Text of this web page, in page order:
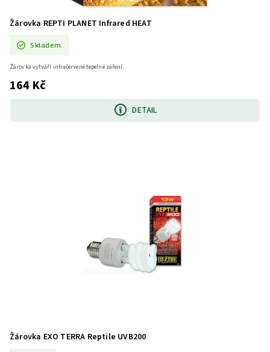
Žárovka REPTI PLANET Infrared HEAT
Skladem
164 Kč
DETAIL
Žárovka vytváří infračervené tepelné záření.
Žárovka EXO TERRA Reptile UVB200